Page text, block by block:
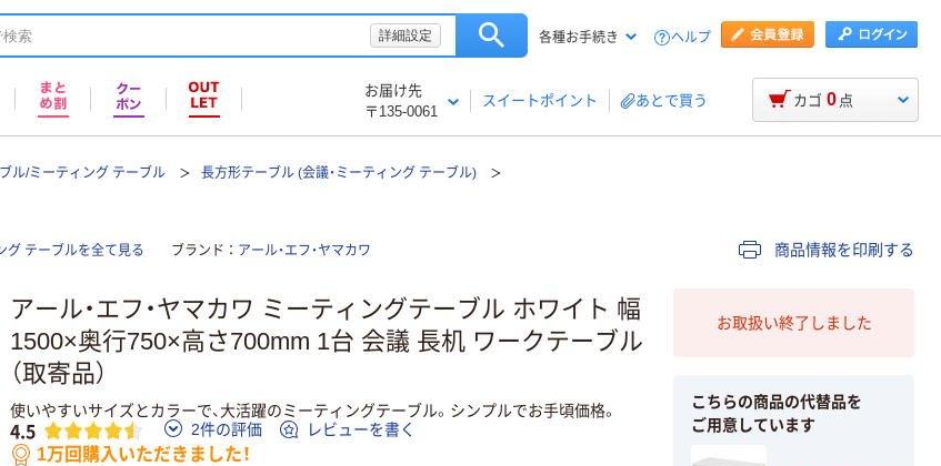
詳細設定 各種お手続き ヘルプ
お届け先
〒135-0061
スイートポイント あとで買う カゴ 0 点
ル/ミーティング テーブル
長方形テーブル (会議・ミーティング テーブル)
グ テーブルを全て見る ブランド アール・エフ・ヤマカワ 商品情報を印刷する
アール・エフ・ヤマカワ ミーティングテーブル ホワイト 幅
1500×奥行750×高さ700mm 1台 会議 長机 ワークテーブル
（取寄品）
使いやすいサイズとカラーで、大活躍のミーティングテーブル。シンプルでお手頃価格。
4.5 2件の評価 レビューを書く
1万回購入いただきました！
お取扱い終了しました
こちらの商品の代替品を
ご用意しています